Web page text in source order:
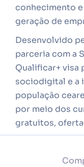
conhecimento
geração de
Desenvolvido
parceria com a
Qualificar+ visa
sociodigital e a
população
por meio dos
gratuitos,